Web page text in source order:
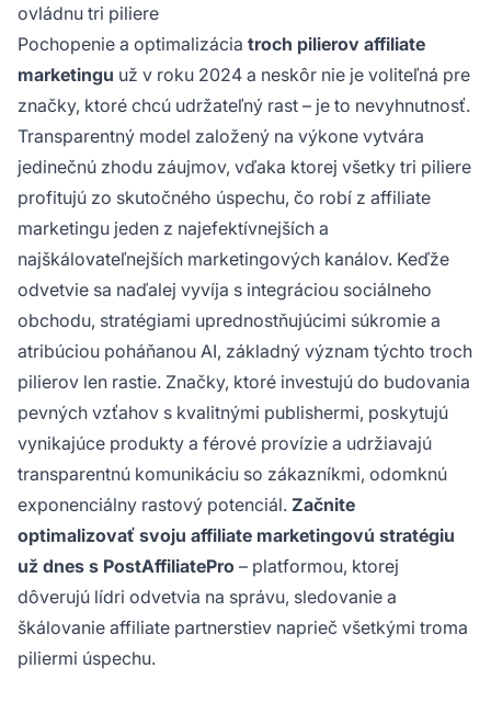
ovládnu tri piliere
Pochopenie a optimalizácia troch pilierov affiliate
marketingu už v roku 2024 a neskôr nie je voliteľná pre
značky, ktoré chcú udržateľný rast – je to nevyhnutnosť.
Transparentný model založený na výkone vytvára
jedinečnú zhodu záujmov, vďaka ktorej všetky tri piliere
profitujú zo skutočného úspechu, čo robí z affiliate
marketingu jeden z najefektívnejších a
najškálovateľnejších marketingových kanálov. Keďže
odvetvie sa naďalej vyvíja s integráciou sociálneho
obchodu, stratégiami uprednostňujúcimi súkromie a
atribúciou poháňanou AI, základný význam týchto troch
pilierov len rastie. Značky, ktoré investujú do budovania
pevných vzťahov s kvalitnými publishermi, poskytujú
vynikajúce produkty a férové provízie a udržiavajú
transparentnú komunikáciu so zákazníkmi, odomknú
exponenciálny rastový potenciál. Začnite
optimalizovať svoju affiliate marketingovú stratégiu
už dnes s PostAffiliatePro – platformou, ktorej
dôverujú lídri odvetvia na správu, sledovanie a
škálovanie affiliate partnerstiev naprieč všetkými troma
piliermi úspechu.